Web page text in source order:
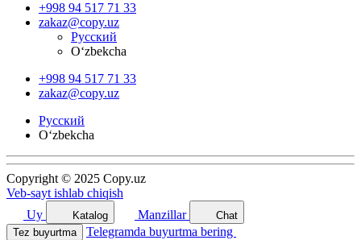
+998 94 517 71 33
zakaz@copy.uz
Русский
O‘zbekcha
+998 94 517 71 33
zakaz@copy.uz
Русский
O‘zbekcha
Copyright © 2025 Copy.uz
Veb-sayt ishlab chiqish
Uy
Katalog Manzillar
Chat
Tez buyurtma
Telegramda buyurtma bering